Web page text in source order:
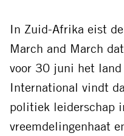
FacebookThreadsBlueskyLinkedIn
In Zuid-Afrika eist
March and March
voor 30 juni het
International vindt
politiek leiderschap
vreemdelingenhaat